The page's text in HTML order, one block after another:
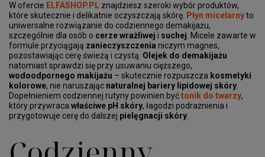
W ofercie ELFASHOP.PL znajdziesz szeroki wybór produktów,
które skutecznie i delikatnie oczyszczają skórę. Płyn micelarnyto
uniwersalne rozwiązanie do codziennego demakijażu,
szczególnie dla osób o cerze wrażliwej i suchej . Micele zawarte w
formule przyciągają zanieczyszczenia niczym magnes,
pozostawiając cerę świeżą i czystą. Olejek do demakijażu
natomiast sprawdzi się przy usuwaniu cięższego,
wodoodpornego makijażu – skutecznie rozpuszcza kosmetyki
kolorowe, nie naruszając naturalnej bariery lipidowej skóry
Dopełnieniem codziennej rutyny powinien byćtonik do twarzy,
który przywraca właściwe pH skóry, łagodzi podrażnienia i
przygotowuje cerę do dalszej pielęgnacji skóry